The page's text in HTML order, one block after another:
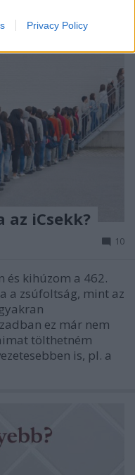
Privacy Policy
az iCsekk?
10
és kihúzom a 462.
a zsúfoltság, mint az
ez már nem
tölthetném
is, pl. a